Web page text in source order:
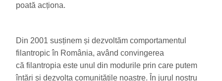
poată acționa.
Din 2001 susținem și dezvoltăm comportamentul
filantropic în România, având convingerea
că filantropia este unul din modurile prin care putem
întări și dezvolta comunitățile noastre. În jurul nostru